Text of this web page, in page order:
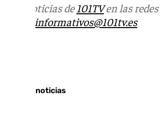
Más noticias de 101TVen las
informativos@101tv.es
Últimas noticias